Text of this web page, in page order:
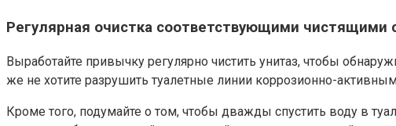
Регулярная очистка соответствующими чистящими
Выработайте привычку регулярно чистить унитаз, чтобы
же не хотите разрушить туалетные линии коррозионно-
Кроме того, подумайте о том, чтобы дважды спустить воду в